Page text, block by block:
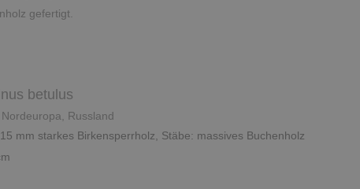
gefertigt.
betulus
Russland
mm starkes Birkensperrholz, Stäbe: massives Buchenholz